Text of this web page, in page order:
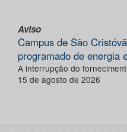
Aviso
Campus de São
programado de energia
A interrupção do
15 de agosto de 2026